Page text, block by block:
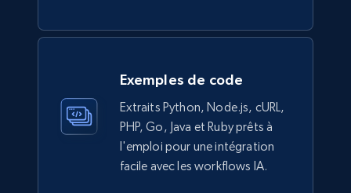
Seller id, URL, Catalog seller id, Seller name, Seller
display name, Seller email, Seller phone, Seller
about us, and more.
Exemples de code
Extraits Python, Node.js, cURL,
PHP, Go, Java et Ruby prêts à
l'emploi pour une intégration
facile avec les workflows IA.